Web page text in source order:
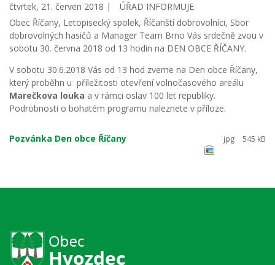
čtvrtek, 21. červen 2018 |
ÚŘAD INFORMUJE
Obec Říčany, Letopisecký spolek, Říčanští dobrovolníci, Sbor
dobrovolných hasičů a Manager Team Brno Vás srdečně zvou v
sobotu 30. června 2018 od 13 hodin na DEN OBCE ŘÍČANY.
V sobotu 30.6.2018 Vás od 13 hod zveme na Den obce Říčany,
který proběhn u příležitosti otevření volnočasového areálu
Marečkova louka a v rámci oslav 100 let republiky.
Podrobnosti o bohatém programu naleznete v příloze.
Pozvánka Den obce Říčany jpg 545 kB